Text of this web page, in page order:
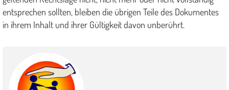
entsprechen sollten, bleiben die übrigen Teile des Dokumentes
in ihrem Inhalt und ihrer Gültigkeit davon unberührt.